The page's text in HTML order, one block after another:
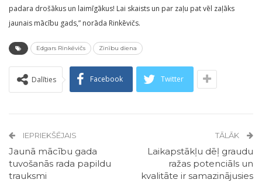
padara drošākus un laimīgākus! Lai skaists un par zaļu pat vēl zaļāks
jaunais mācību gads,” norāda Rinkēvičs.
Edgars Rinkēvičs Zinību diena
Dalīties Facebook Twitter
IEPRIEKŠĒJAIS
Jaunā mācību gada
tuvošanās rada papildu
trauksmi
TĀLĀK
Laikapstākļu dēļ graudu
ražas potenciāls un
kvalitāte ir samazinājusies